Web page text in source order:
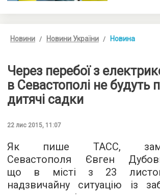
Новини Новини України Новина
Через перебої з
в Севастополі не будуть
дитячі садки
22 лис 2015, 11:07
Як пише ТАСС,
Севастополя Євген
що в місті з 23
надзвичайну ситуацію із